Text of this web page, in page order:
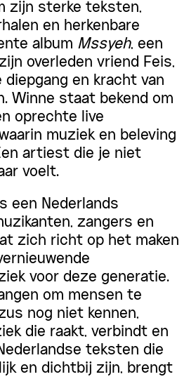
zijn sterke teksten,
en herkenbare
album Mssyeh, een
overleden vriend Feis,
diepgang en kracht van
Winne staat bekend om
oprechte live
muziek en beleving
artiest die je niet
voelt.
een Nederlands
zangers en
zich richt op het maken
voor deze generatie.
om mensen te
nog niet kennen,
die raakt, verbindt en
teksten die
en dichtbij zijn, brengt